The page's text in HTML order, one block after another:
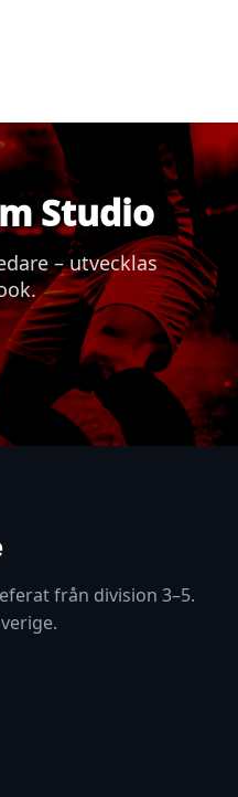
Studio
– utvecklas
från division 3–5.